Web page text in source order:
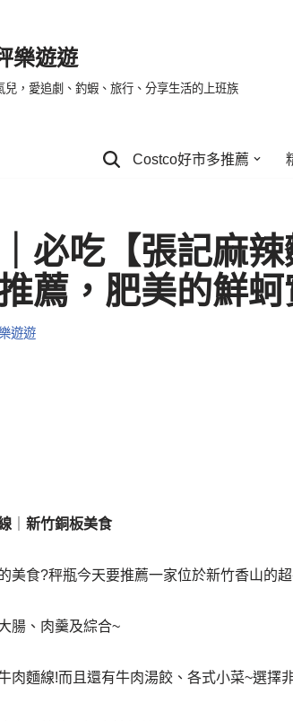
樂遊遊
兒，愛追劇、釣蝦、旅行、分享生活的上班族
Costco好市多推薦
必吃【張記麻
薦，肥美的鮮
遊遊
新竹銅板美食
美食?秤瓶今天要推薦一家位於新竹香山的
腸、肉羹及綜合~
肉麵線!而且還有牛肉湯餃、各式小菜~選擇